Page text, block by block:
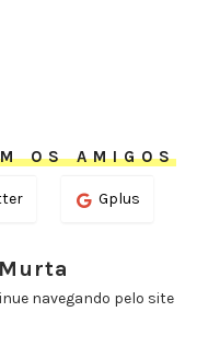
OS AMIGOS
Gplus
navegando pelo site